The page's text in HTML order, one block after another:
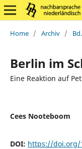
Home / Archiv /
Berlin im
Eine Reaktion auf
Cees Nooteboom
DOI: https://doi.org/